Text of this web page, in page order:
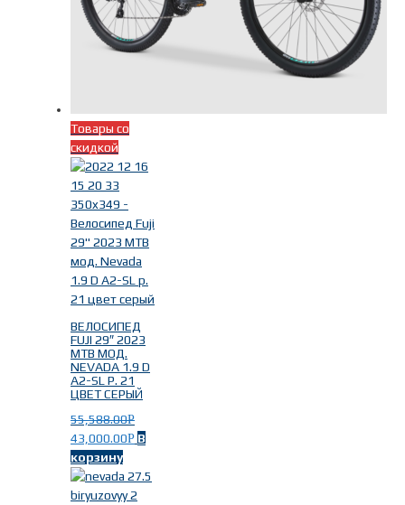
Товары со
скидкой
ВЕЛОСИПЕД
FUJI 29″ 2023
MTB МОД.
NEVADA 1.9 D
A2-SL Р. 21
ЦВЕТ СЕРЫЙ
55,588.00Р
43,000.00Р В
корзину